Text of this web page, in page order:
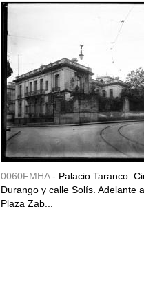
0060FMHA - Palacio Taranco.
Durango y calle Solís. Adelante
Plaza Zab...